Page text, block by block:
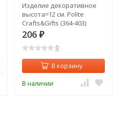
Изделие декоративное
высота=12 см. Polite
Crafts&Gifts (364-403)
206 ₽
0
В корзину
В наличии